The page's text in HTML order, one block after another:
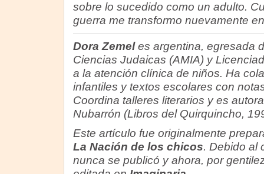
sobre lo sucedido como un adulto.
guerra me transformo nuevamente
Dora Zemeles argentina, egresada
Ciencias Judaicas (AMIA) y
a la atención clínica de niños. Ha
infantiles y textos escolares con
Coordina talleres literarios y es
Nubarrón (Libros del Quirquincho,
Este artículo fue originalmente
La Nación de los chicos. Debido al
nunca se publicó y ahora, por